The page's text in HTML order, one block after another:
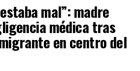
mal”: madre
médica tras
en centro del